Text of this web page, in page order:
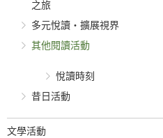
之旅
多元悅讀‧擴展視界
其他閱讀活動
悅讀時刻
昔日活動
文學活動